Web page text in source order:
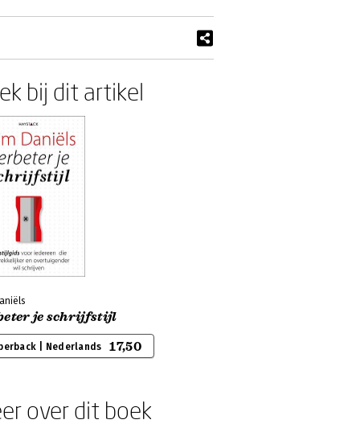
bij dit artikel
je schrijfstijl
| Nederlands 17,50
over dit boek